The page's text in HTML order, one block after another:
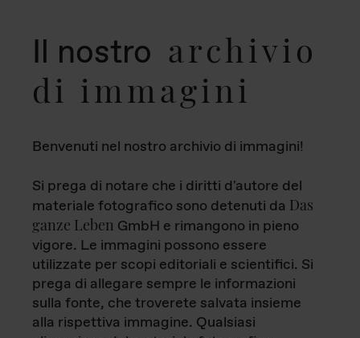
Il nostro archivio
di immagini
Benvenuti nel nostro archivio di immagini!
Si prega di notare che i diritti d'autore del
materiale fotografico sono detenuti da Das
ganze Leben GmbH e rimangono in pieno
vigore. Le immagini possono essere
utilizzate per scopi editoriali e scientifici. Si
prega di allegare sempre le informazioni
sulla fonte, che troverete salvata insieme
alla rispettiva immagine. Qualsiasi